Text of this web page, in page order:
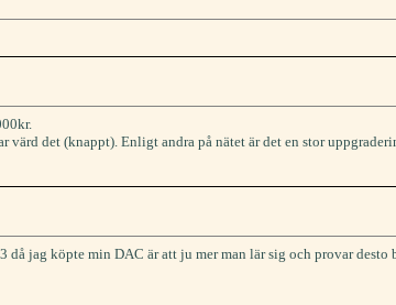
det (knappt). Enligt andra på nätet är det en stor
jag köpte min DAC är att ju mer man lär sig och provar desto